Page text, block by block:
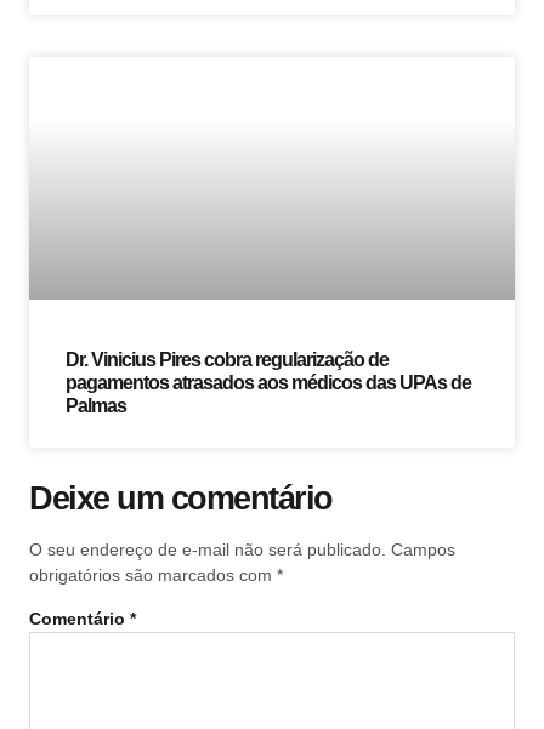
Dr. Vinicius Pires cobra regularização de
pagamentos atrasados ​​aos médicos das UPAs de
Palmas
Deixe um comentário
O seu endereço de e-mail não será publicado. Campos
obrigatórios são marcados com *
Comentário *